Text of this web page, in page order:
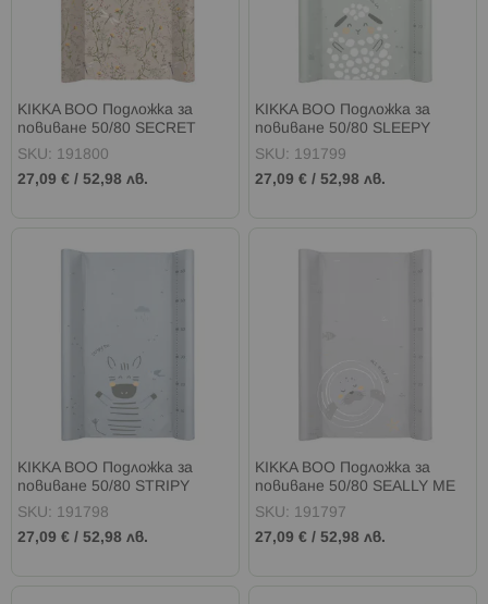
KIKKA BOO Подложка за
повиване 50/80 SECRET
GARDEN BEIGE
SKU: 191800
27,09 € / 52,98 лв.
KIKKA BOO Подложка за
повиване 50/80 SLEEPY
SHEEP
SKU: 191799
27,09 € / 52,98 лв.
KIKKA BOO Подложка за
повиване 50/80 STRIPY
FRIENDS
SKU: 191798
27,09 € / 52,98 лв.
KIKKA BOO Подложка за
повиване 50/80 SEALLY ME
SKU: 191797
27,09 € / 52,98 лв.